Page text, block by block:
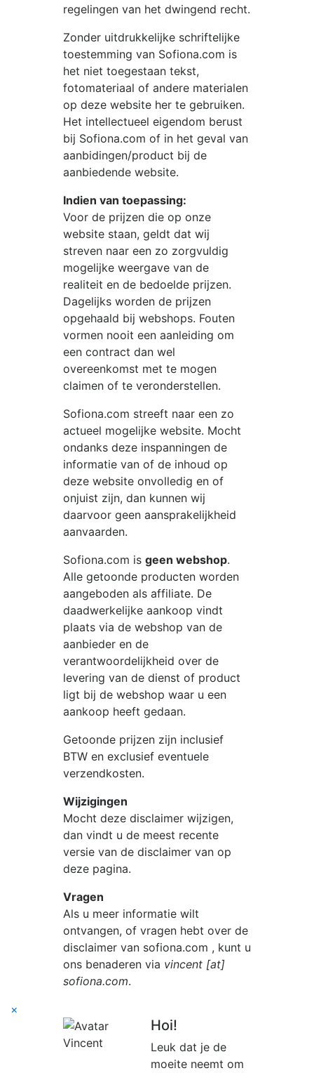
regelingen van het dwingend recht.
Zonder uitdrukkelijke schriftelijke
toestemming van Sofiona.com is
het niet toegestaan tekst,
fotomateriaal of andere materialen
op deze website her te gebruiken.
Het intellectueel eigendom berust
bij Sofiona.com of in het geval van
aanbidingen/product bij de
aanbiedende website.
Indien van toepassing:
Voor de prijzen die op onze
website staan, geldt dat wij
streven naar een zo zorgvuldig
mogelijke weergave van de
realiteit en de bedoelde prijzen.
Dagelijks worden de prijzen
opgehaald bij webshops. Fouten
vormen nooit een aanleiding om
een contract dan wel
overeenkomst met te mogen
claimen of te veronderstellen.
Sofiona.com streeft naar een zo
actueel mogelijke website. Mocht
ondanks deze inspanningen de
informatie van of de inhoud op
deze website onvolledig en of
onjuist zijn, dan kunnen wij
daarvoor geen aansprakelijkheid
aanvaarden.
Sofiona.com is geen webshop.
Alle getoonde producten worden
aangeboden als affiliate. De
daadwerkelijke aankoop vindt
plaats via de webshop van de
aanbieder en de
verantwoordelijkheid over de
levering van de dienst of product
ligt bij de webshop waar u een
aankoop heeft gedaan.
Getoonde prijzen zijn inclusief
BTW en exclusief eventuele
verzendkosten.
Wijzigingen
Mocht deze disclaimer wijzigen,
dan vindt u de meest recente
versie van de disclaimer van op
deze pagina.
Vragen
Als u meer informatie wilt
ontvangen, of vragen hebt over de
disclaimer van sofiona.com , kunt u
ons benaderen via vincent [at]
sofiona.com.
×
Hoi!
Leuk dat je de
moeite neemt om